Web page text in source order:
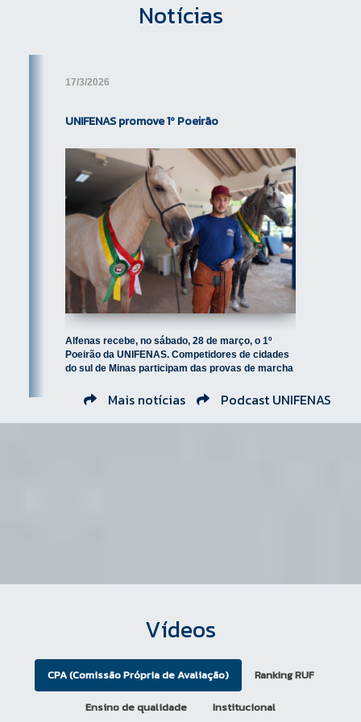
(oitenta por cento) das atividades
grupos indicados pela UNIFENAS.
no máximo, os seguintes
percentuais da carga horária
curricular para as atividades
complementares:
Grupo 1 – ENSINO - 60% da carga
horária de Atividades
Complementares
Grupo 2 – PESQUISA - 60% da
carga horária de Atividades
Grupo 3 – EXTENSÃO - 60% da
carga horária de Atividades
Grupo 4 – REPRESENTAÇÃO
ESTUDANTIL - 20% carga horária
consistem em inovações
pedagógicas cuja finalidade é
alterar a concepção dos cursos,
tornando-os mais próximos da
Notícias
Mais notícias Podcast UNIFENAS
17/3/2026
UNIFENAS promove 1º Poeirão
Alfenas recebe, no sábado, 28 de março, o 1º
Poeirão da UNIFENAS. Competidores de cidades
do sul de Minas participam das provas de marcha
Vídeos
CPA (Comissão Própria de Avaliação) Ranking RUF
Ensino de qualidade Institucional